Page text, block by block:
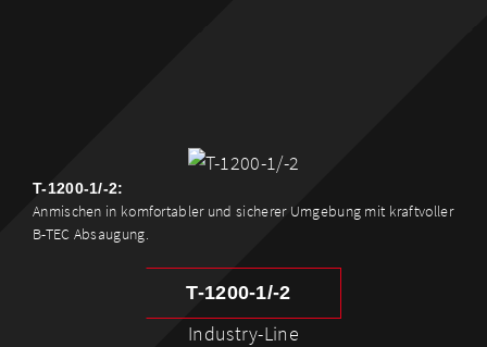
T-1200-1/-2:
Anmischen in komfortabler und sicherer Umgebung mit kraftvoller
B-TEC Absaugung.
T-1200-1/-2
Industry-Line